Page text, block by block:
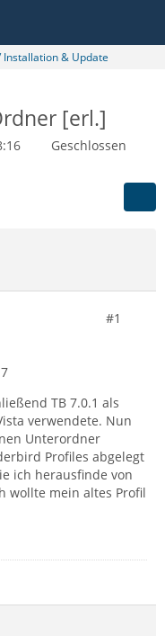
& Update
[erl.]
Geschlossen
#1
TB 7.0.1 als
verwendete. Nun
Unterordner
Profiles abgelegt
ich herausfinde von
wollte mein altes Profil